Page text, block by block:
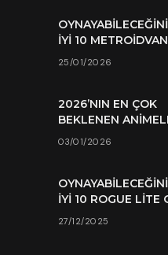
İYI 10
25/01/2026
2026’NIN EN ÇOK
BEKLENEN
03/01/2026
İYI 10 ROGUE LITE
27/12/2025